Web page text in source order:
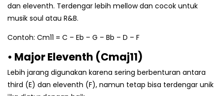
dan eleventh. Terdengar lebih mellow dan cocok untuk
musik soul atau R&B.
Contoh: Cm11 = C – Eb – G – Bb – D – F
• Major Eleventh (Cmaj11)
Lebih jarang digunakan karena sering berbenturan antara
third (E) dan eleventh (F), namun tetap bisa terdengar unik